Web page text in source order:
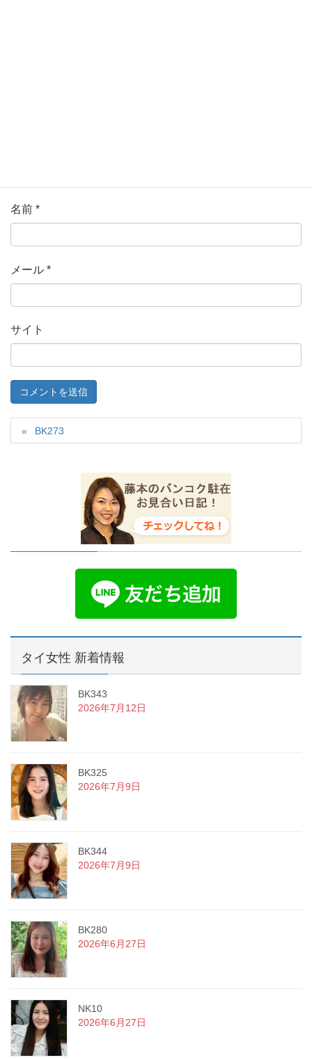
名前 *
メール *
サイト
BK273
タイ女性 新着情報
BK343
2026年7月12日
BK325
2026年7月9日
BK344
2026年7月9日
BK280
2026年6月27日
NK10
2026年6月27日